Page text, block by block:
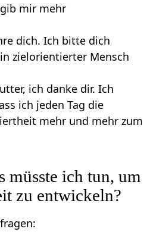
mir mehr
dich. Ich bitte dich
zielorientierter Mensch
ich danke dir. Ich
ich jeden Tag die
mehr und mehr zum
müsste ich tun, um
zu entwickeln?